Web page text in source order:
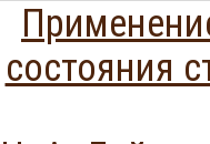
состояния